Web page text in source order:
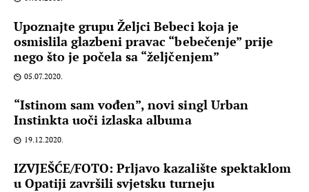
Upoznajte grupu Željci Bebeci koja je
osmislila glazbeni pravac “bebečenje” prije
nego što je počela sa “željčenjem”
05.07.2020.
“Istinom sam vođen”, novi singl Urban
Instinkta uoči izlaska albuma
19.12.2020.
IZVJEŠĆE/FOTO: Prljavo kazalište spektaklom
u Opatiji završili svjetsku turneju